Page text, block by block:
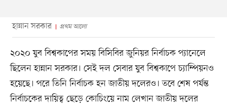
হান্নান সরকার প্রথম আলো
২০২০ যুব বিশ্বকাপের সময় বিসিবির জুনিয়র নির্বাচক প্যানেলে
ছিলেন হান্নান সরকার। সেই দল সেবার যুব বিশ্বকাপে চ্যাম্পিয়নও
হয়েছে। পরে তিনি নির্বাচক হন জাতীয় দলেরও। তবে শেষ পর্যন্ত
নির্বাচকের দায়িত্ব ছেড়ে কোচিংয়ে নাম লেখান জাতীয় দলের